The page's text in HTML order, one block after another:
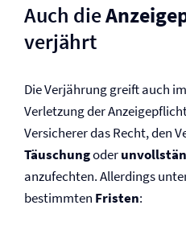
Auch die
verjährt
Die Verjährung greift auch
Verletzung der
Versicherer das Recht, den
Täuschungoder
anzufechten. Allerdings
bestimmten Fristen: